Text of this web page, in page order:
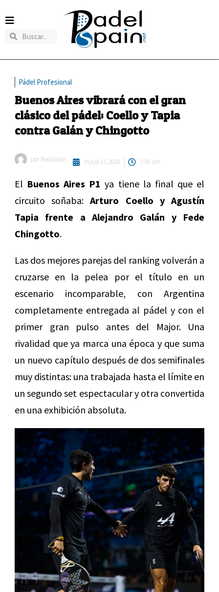
Pádel Profesional
Buenos Aires vibrará con el gran
clásico del pádel: Coello y Tapia
contra Galán y Chingotto
por Redaccion mayo 17, 2026 7:30 am
El Buenos Aires P1 ya tiene la final que el
circuito soñaba:Arturo Coello y Agustín
Tapia frente a Alejandro Galán y Fede
Chingotto.
Las dos mejores parejas del ranking volverán a
cruzarse en la pelea por el título en un
escenario incomparable, con Argentina
completamente entregada al pádel y con el
primer gran pulso antes del Major. Una
rivalidad que ya marca una época y que suma
un nuevo capítulo después de dos semifinales
muy distintas: una trabajada hasta el límite en
un segundo set espectacular y otra convertida
en una exhibición absoluta.